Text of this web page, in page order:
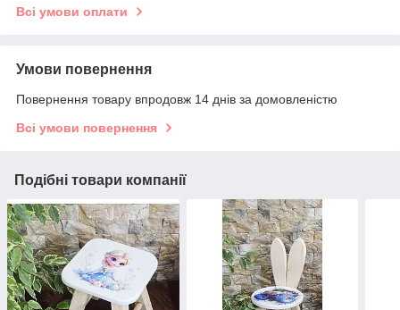
Всі умови оплати
Умови повернення
Повернення товару впродовж 14 днів за домовленістю
Всі умови повернення
Подібні товари компанії